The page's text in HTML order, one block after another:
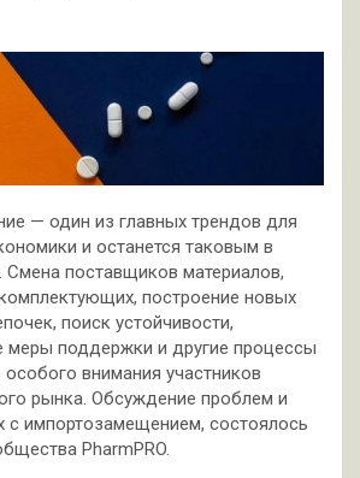
— один из главных трендов для
и останется таковым в
поставщиков материалов,
построение новых
поиск устойчивости,
меры поддержки и другие процессы
особого внимания участников
рынка. Обсуждение проблем и
с импортозамещением, состоялось
PharmPRO.